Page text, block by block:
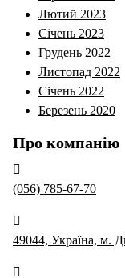
Лютий 2023
Січень 2023
Грудень 2022
Листопад 2022
Січень 2022
Березень 2020
Про компанію
(056) 785-67-70
49044, Україна, м.